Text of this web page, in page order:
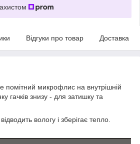
Відгуки про товар Доставка
микрофлис на внутрішній
гачків знизу - для затишку та
вологу і зберігає тепло.